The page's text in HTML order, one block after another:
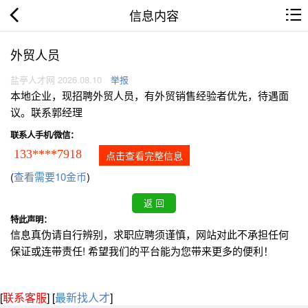
信息内容
外贸人员
盐亭人才网 2026.08.10 举报
本地企业，现招聘外贸人员，有外贸销售经验者优先，待遇面
议。联系郭经理
联系人手机/微信：
133****7918 点击查看完整信息
(查看需要10金币)
特此声明：
信息真伪请自行辨别，求职应聘须谨慎，网站对此不承担任何
保证或连带责任! 希望我们的平台能为您带来更多的便利！
[联系客服] [最新找人才]